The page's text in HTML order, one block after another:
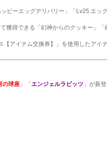
ピーエッグデリバリー」「Lv25.エッ
獲得できる「幻神からのクッキー」
【アイテム交換券】」を使用したアイ
の球座」「 エンジェルラビッツ」が新登